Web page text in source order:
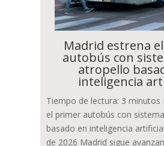
Madrid estrena
autobús con
atropello
inteligencia
Tiempo de lectura: 3 minutos
el primer autobús con
basado en inteligencia
de 2026 Madrid sigue